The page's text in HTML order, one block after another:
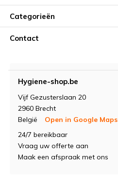
Categorieën
Contact
Hygiene-shop.be
Vijf Gezusterslaan 20
2960 Brecht
België
Open in Google Maps
24/7 bereikbaar
Vraag uw offerte aan
Maak een afspraak met ons